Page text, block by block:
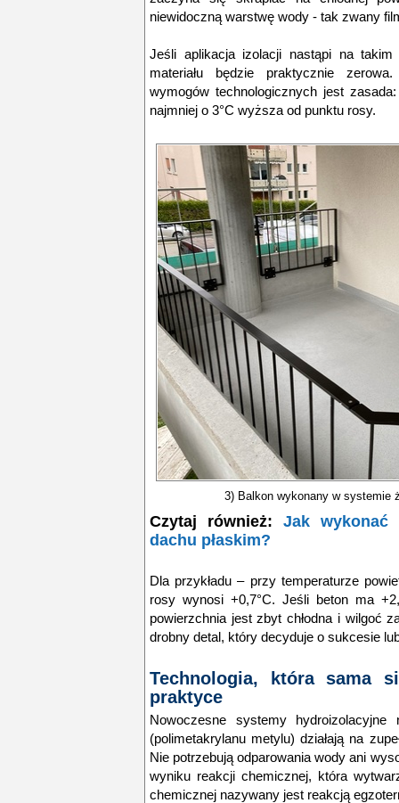
niewidoczną warstwę wody - tak zwany
Jeśli aplikacja izolacji nastąpi na takim
materiału będzie praktycznie
wymogów technologicznych jest
najmniej o 3°C wyższa od punktu rosy.
3) Balkon wykonany w systemie
Czytaj również: Jak wykonać
dachu płaskim?
Dla przykładu – przy temperaturze
rosy wynosi +0,7°C. Jeśli beton ma
powierzchnia jest zbyt chłodna i wilgoć
drobny detal, który decyduje o sukcesie
Technologia, która sama
praktyce
Nowoczesne systemy
(polimetakrylanu metylu) działają na
Nie potrzebują odparowania wody ani
wyniku reakcji chemicznej, która
chemicznej nazywany jest reakcją